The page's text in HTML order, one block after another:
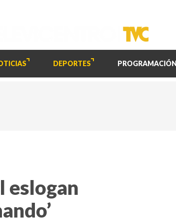
DEPORTES PROGRAMACIÓN
eslogan